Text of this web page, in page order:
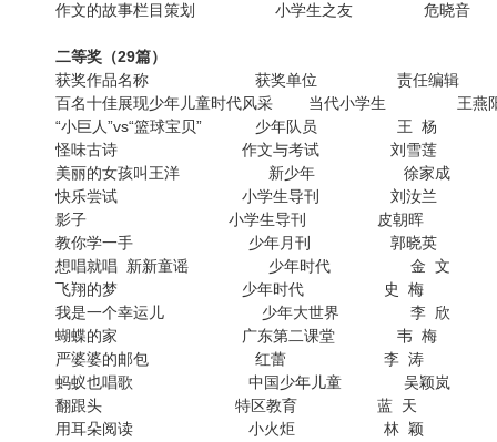
作文的故事栏目策划 小学生之友 危晓音
二等奖（29篇）
获奖作品名称 获奖单位 责任编辑
百名十佳展现少年儿童时代风采 当代小学生 王燕
“小巨人”vs“篮球宝贝” 少年队员 王 杨
怪味古诗 作文与考试 刘雪莲
美丽的女孩叫王洋 新少年 徐家成
快乐尝试 小学生导刊 刘汝兰
影子 小学生导刊 皮朝晖
教你学一手 少年月刊 郭晓英
想唱就唱 新新童谣 少年时代 金 文
飞翔的梦 少年时代 史 梅
我是一个幸运儿 少年大世界 李 欣
蝴蝶的家 广东第二课堂 韦 梅
严婆婆的邮包 红蕾 李 涛
蚂蚁也唱歌 中国少年儿童 吴颖岚
翻跟头 特区教育 蓝 天
用耳朵阅读 小火炬 林 颖